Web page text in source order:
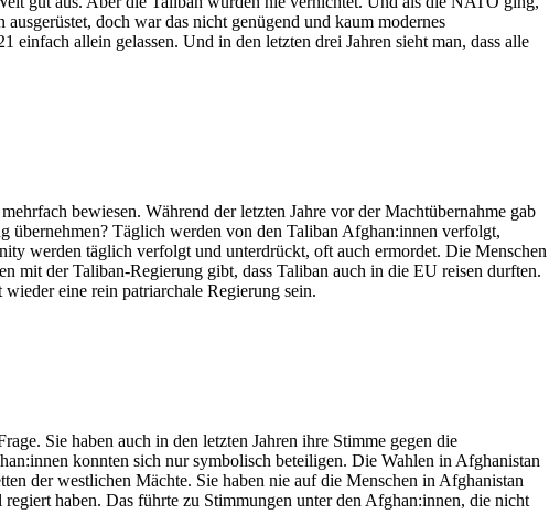
doch war das nicht genügend und kaum modernes
allein gelassen. Und in den letzten drei Jahren sieht man, dass alle
bewiesen. Während der letzten Jahre vor der Machtübernahme gab
übernehmen? Täglich werden von den Taliban Afghan:innen verfolgt,
werden täglich verfolgt und unterdrückt, oft auch ermordet. Die Menschen
mit der Taliban-Regierung gibt, dass Taliban auch in die EU reisen durften.
eine rein patriarchale Regierung sein.
Sie haben auch in den letzten Jahren ihre Stimme gegen die
konnten sich nur symbolisch beteiligen. Die Wahlen in Afghanistan
der westlichen Mächte. Sie haben nie auf die Menschen in Afghanistan
haben. Das führte zu Stimmungen unter den Afghan:innen, die nicht